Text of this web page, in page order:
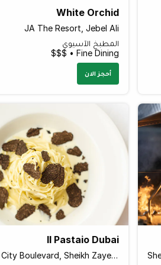
White Orchid
JA The Resort, Jebel Ali
المطبخ الآسيوي
Fine Dining • $$$
أحجز الان
Il Pastaio Dubai
Al Habtoor City Boulevard, Sheikh Zayed Road